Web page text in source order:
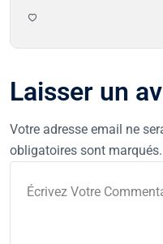
Laisser un
Votre adresse email ne
obligatoires sont marqués.